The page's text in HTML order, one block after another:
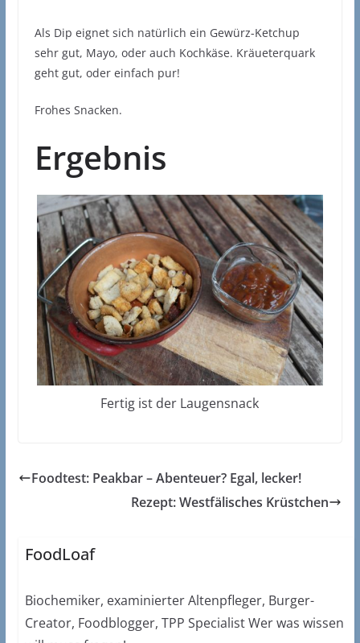
Als Dip eignet sich natürlich ein Gewürz-Ketchup
sehr gut, Mayo, oder auch Kochkäse. Kräueterquark
geht gut, oder einfach pur!
Frohes Snacken.
Ergebnis
Fertig ist der Laugensnack
Foodtest: Peakbar – Abenteuer? Egal, lecker!
Rezept: Westfälisches Krüstchen
FoodLoaf
Biochemiker, examinierter Altenpfleger, Burger-
Creator, Foodblogger, TPP Specialist Wer was wissen